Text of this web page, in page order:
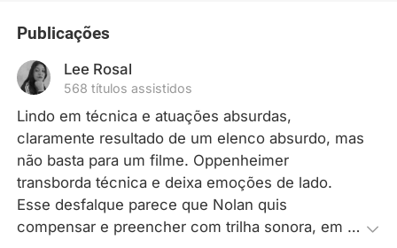
Publicações
Lee Rosal
568 títulos assistidos
Lindo em técnica e atuações absurdas,
claramente resultado de um elenco absurdo, mas
não basta para um filme. Oppenheimer
transborda técnica e deixa emoções de lado.
Esse desfalque parece que Nolan quis
compensar e preencher com trilha sonora, em